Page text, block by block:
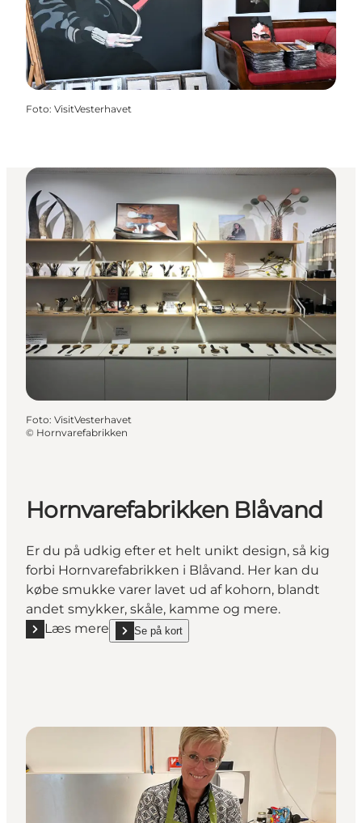
Foto: VisitVesterhavet
Foto: VisitVesterhavet
© Hornvarefabrikken
Hornvarefabrikken Blåvand
Er du på udkig efter et helt unikt design, så kig
forbi Hornvarefabrikken i Blåvand. Her kan du
købe smukke varer lavet ud af kohorn, blandt
andet smykker, skåle, kamme og mere.
Læs mere
Læs mere "Hornvarefabrikken Blåvand"
Se på kort
show Hornvarefabrikken Blåvand on_map